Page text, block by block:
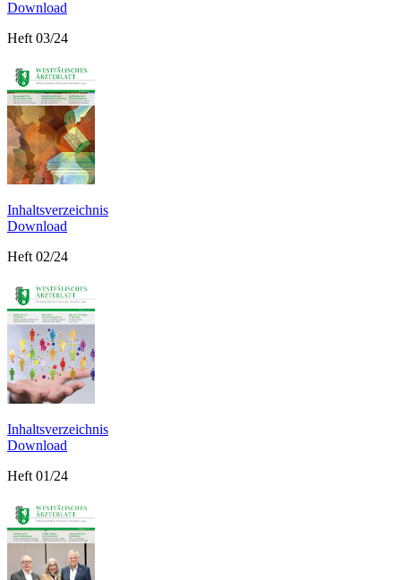
Download
Heft 03/24
Inhaltsverzeichnis
Download
Heft 02/24
Inhaltsverzeichnis
Download
Heft 01/24